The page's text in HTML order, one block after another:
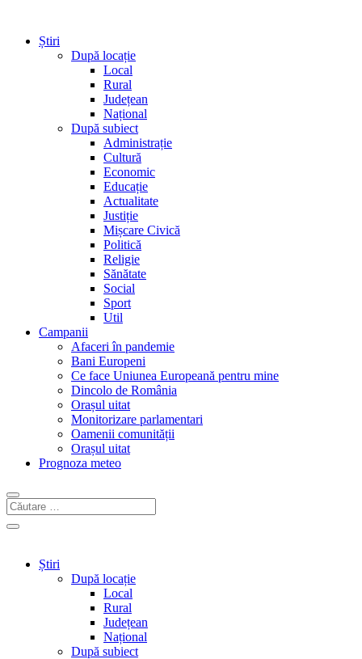
Știri
După locație
Local
Rural
Județean
Național
După subiect
Administrație
Cultură
Economic
Educație
Actualitate
Justiție
Mișcare Civică
Politică
Religie
Sănătate
Social
Sport
Util
Campanii
Afaceri în pandemie
Bani Europeni
Ce face Uniunea Europeană pentru mine
Dincolo de România
Orașul uitat
Monitorizare parlamentari
Oamenii comunității
Orașul uitat
Prognoza meteo
Știri
După locație
Local
Rural
Județean
Național
După subiect